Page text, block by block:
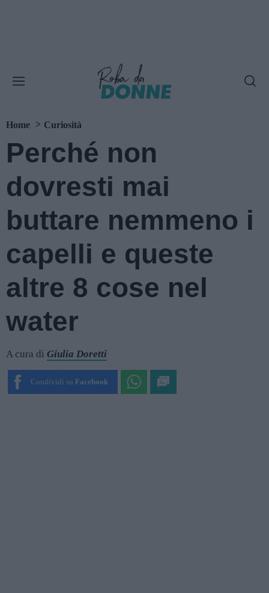
Home Curiosità
Perché non
dovresti mai
buttare nemmeno i
capelli e queste
altre 8 cose nel
water
A cura di Giulia Doretti
Condividi su Facebook